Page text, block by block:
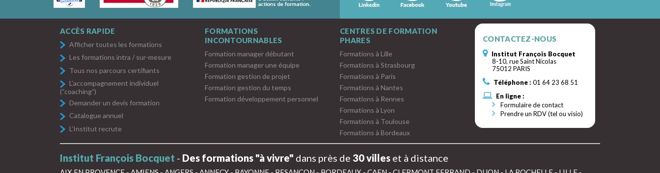
ACCÈS RAPIDE
Afficher toutes les formations
Les formations intra / sur-mesure
Tous nos parcours certifiants
L’accompagnement individuel
(“coaching”)
Demander un devis formation
Catalogue annuel
L’Institut recrute
FORMATIONS
INCONTOURNABLES
Formation manager débutant
Formation manager une équipe
Formation gestion de projet
Formation gestion du temps
Formation développement personnel
CENTRES DE FORMATION
PHARES
Formations à Lille
Formations à Strasbourg
Formations à Paris
Formations à Nantes
Formations à Rennes
Formations à Lyon
Formations à Toulouse
Formations à Bordeaux
CONTACTEZ-NOUS
Institut François Bocquet
8-10, rue Saint Nicolas
75012 PARIS
Téléphone : 01 64 23 68 51
En ligne :
Formulaire de contact
Prendre un RDV (tel ou visio)
Institut François Bocquet - Des formations "à vivre" dans près de 30 villes et à distance